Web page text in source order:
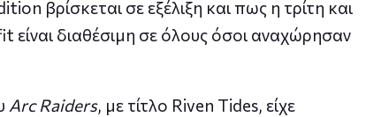
βρίσκεται σε εξέλιξη και πως η τρίτη και
διαθέσιμη σε όλους όσοι αναχώρησαν
Arc Raiders, με τίτλο Riven Tides, είχε